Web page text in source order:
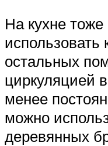
На кухне
использовать
остальных
циркуляцией
менее
можно
деревянных